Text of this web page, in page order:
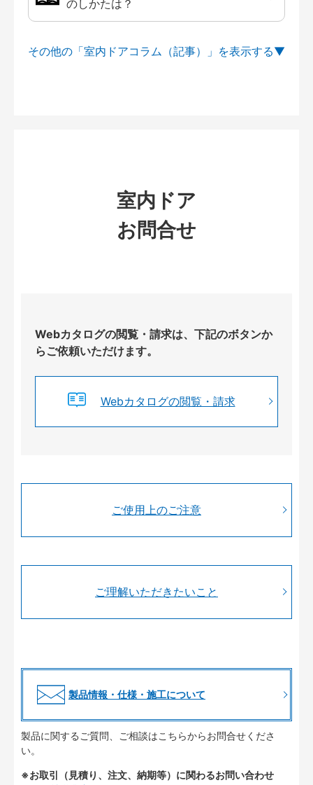
のしかたは？
その他の「室内ドアコラム（記事）」を
室内ドア
お問合せ
Webカタログの閲覧・請求は、下記のボタンか
らご依頼いただけます。
Webカタログの閲覧・請求
ご使用上のご注意
ご理解いただきたいこと
製品情報・仕様・施工について
製品に関するご質問、ご相談はこちらからお問合せくださ
い。
※お取引（見積り、注文、納期等）に関わるお問い合わせ